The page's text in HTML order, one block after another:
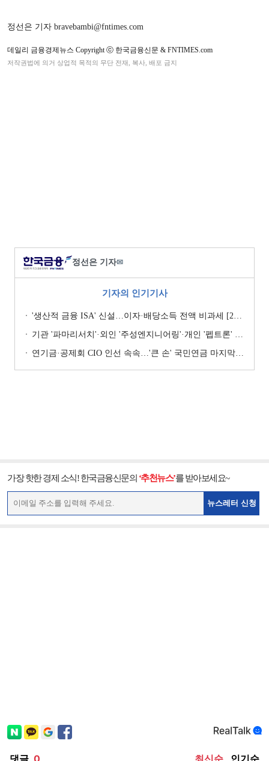
정선은 기자 bravebambi@fntimes.com
데일리 금융경제뉴스 Copyright ⓒ 한국금융신문 & FNTIMES.com
저작권법에 의거 상업적 목적의 무단 전재, 복사, 배포 금지
정선은 기자✉
기자의 인기기사
'생산적 금융 ISA' 신설…이자·배당소득 전액 비과세 [2026 세제개편안]
기관 '파마리서치'·외인 '주성엔지니어링'·개인 '펩트론' 1위 [주간 코스닥 순매수- 2026년 7월27일~7월31일]
연기금·공제회 CIO 인선 속속…'큰 손' 국민연금 마지막 타자
가장 핫한 경제 소식! 한국금융신문의 ‘추천뉴스’를 받아보세요~
뉴스레터 신청